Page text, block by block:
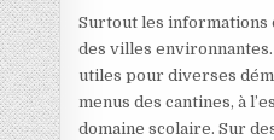
Surtout les informations
des villes
utiles pour diverses
menus des cantines, à
domaine scolaire. Sur